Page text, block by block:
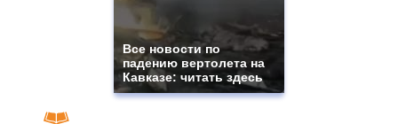
Все новости по
падению вертолета на
Кавказе: читать здесь